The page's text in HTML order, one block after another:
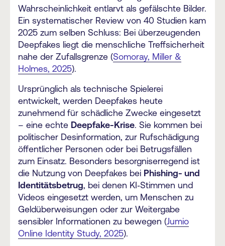
Wahrscheinlichkeit entlarvt als gefälschte Bilder.
Ein systematischer Review von 40 Studien kam
2025 zum selben Schluss: Bei überzeugenden
Deepfakes liegt die menschliche Treffsicherheit
nahe der Zufallsgrenze (Somoray, Miller &
Holmes, 2025).
Ursprünglich als technische Spielerei
entwickelt, werden Deepfakes heute
zunehmend für schädliche Zwecke eingesetzt
– eine echte Deepfake‑Krise. Sie kommen bei
politischer Desinformation, zur Rufschädigung
öffentlicher Personen oder bei Betrugsfällen
zum Einsatz. Besonders besorgniserregend ist
die Nutzung von Deepfakes bei Phishing‑ und
Identitätsbetrug, bei denen KI‑Stimmen und
Videos eingesetzt werden, um Menschen zu
Geldüberweisungen oder zur Weitergabe
sensibler Informationen zu bewegen (Jumio
Online Identity Study, 2025).